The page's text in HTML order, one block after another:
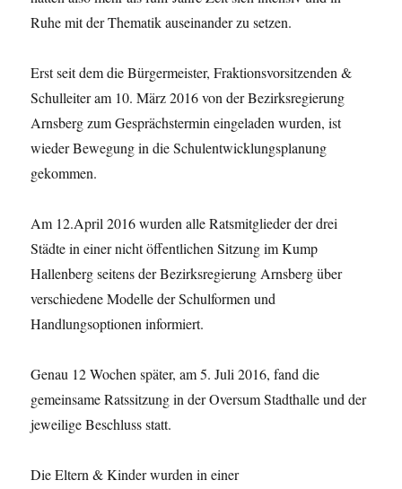
Ruhe mit der Thematik auseinander zu setzen.
Erst seit dem die Bürgermeister, Fraktionsvorsitzenden &
Schulleiter am 10. März 2016 von der Bezirksregierung
Arnsberg zum Gesprächstermin eingeladen wurden, ist
wieder Bewegung in die Schulentwicklungsplanung
gekommen.
Am 12.April 2016 wurden alle Ratsmitglieder der drei
Städte in einer nicht öffentlichen Sitzung im Kump
Hallenberg seitens der Bezirksregierung Arnsberg über
verschiedene Modelle der Schulformen und
Handlungsoptionen informiert.
Genau 12 Wochen später, am 5. Juli 2016, fand die
gemeinsame Ratssitzung in der Oversum Stadthalle und der
jeweilige Beschluss statt.
Die Eltern & Kinder wurden in einer